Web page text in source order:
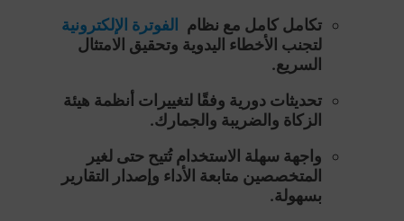
تكامل كامل مع نظام
الفوترة الإلكترونية
لتجنب الأخطاء اليدوية وتحقيق الامتثال
السريع.
تحديثات دورية وفقًا لتغييرات أنظمة هيئة
الزكاة والضريبة والجمارك.
واجهة سهلة الاستخدامتُتيح حتى لغير
المتخصصين متابعة الأداء وإصدار التقارير
بسهولة.